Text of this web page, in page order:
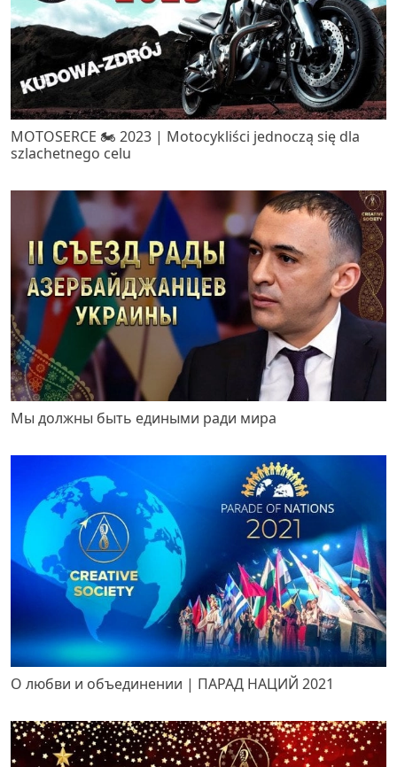
MOTOSERCE 🏍️ 2023 | Motocykliści jednoczą się dla
szlachetnego celu
Мы должны быть едиными ради мира
О любви и объединении | ПАРАД НАЦИЙ 2021